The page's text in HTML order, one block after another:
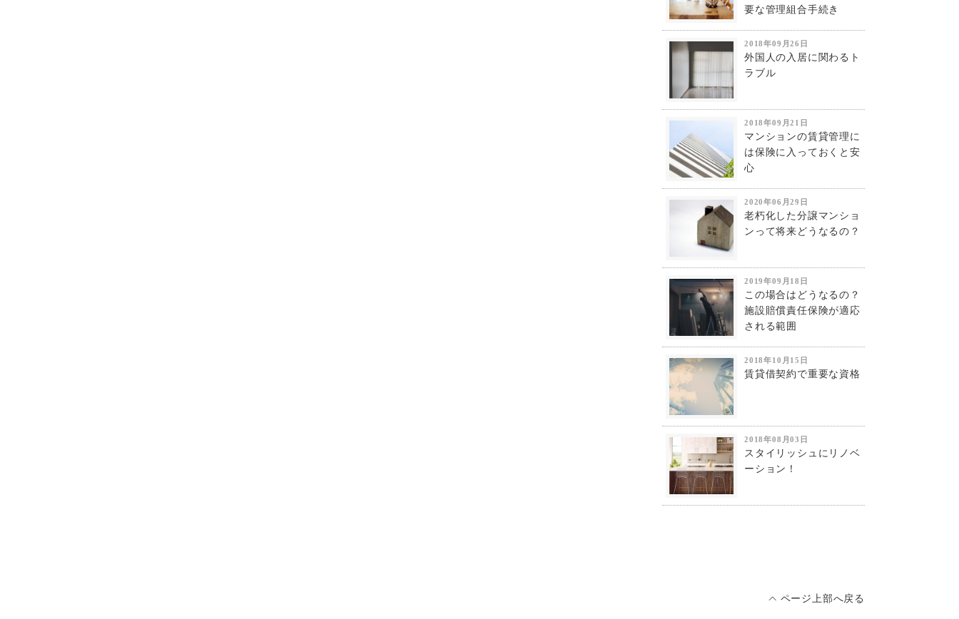
要な管理組合手続き
2018年09月26日
外国人の入居に関わるト
ラブル
2018年09月21日
マンションの賃貸管理に
は保険に入っておくと安
心
2020年06月29日
老朽化した分譲マンショ
ンって将来どうなるの？
2019年09月18日
この場合はどうなるの？
施設賠償責任保険が適応
される範囲
2018年10月15日
賃貸借契約で重要な資格
2018年08月03日
スタイリッシュにリノベ
ーション！
ページ上部へ戻る